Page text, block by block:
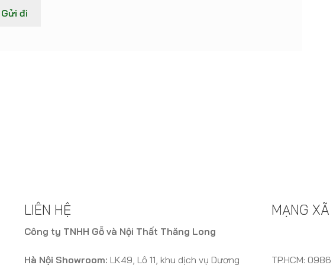
LIÊN HỆ
Công ty TNHH Gỗ và Nội Thất Thăng Long
Hà Nội Showroom: LK49, Lô 11, khu dịch vụ Dương
MẠNG XÃ
TP.HCM: